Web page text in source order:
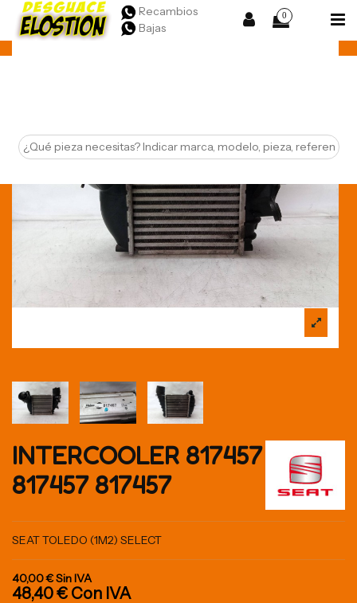
Recambios
Bajas
0
INTERCOOLER 817457
817457 817457
SEAT TOLEDO (1M2) SELECT
40,00 €Sin IVA
48,40 € Con IVA